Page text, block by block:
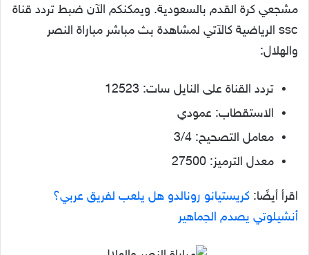
مشجعي كرة القدم بالسعودية. ويمكنكم الآن ضبط تردد قناة
ssc الرياضية كالآتي لمشاهدة بث مباشر مباراة النصر
والهلال:
تردد القناة على النايل سات: 12523
الاستقطاب: عمودي
معامل التصحيح: 3/4
معدل الترميز: 27500
اقرأ أيضًا: كريستيانو رونالدو هل يلعب لفريق عربي؟
أنشيلوتي يصدم الجماهير